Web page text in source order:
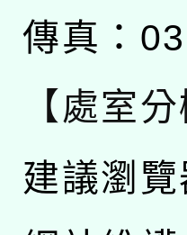
傳真：
【處室分
建議瀏